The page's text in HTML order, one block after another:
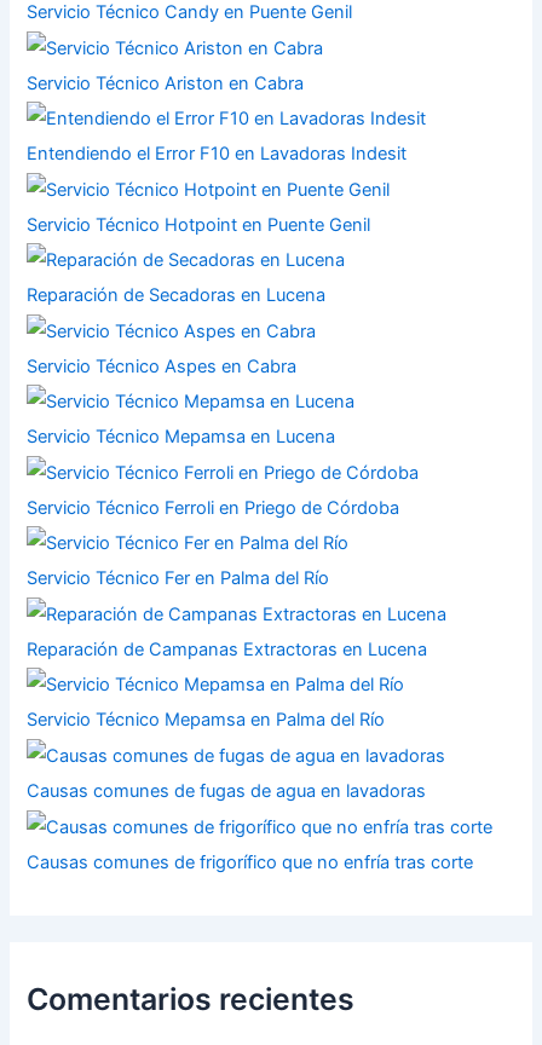
Servicio Técnico Candy en Puente Genil
Servicio Técnico Ariston en Cabra
Entendiendo el Error F10 en Lavadoras Indesit
Servicio Técnico Hotpoint en Puente Genil
Reparación de Secadoras en Lucena
Servicio Técnico Aspes en Cabra
Servicio Técnico Mepamsa en Lucena
Servicio Técnico Ferroli en Priego de Córdoba
Servicio Técnico Fer en Palma del Río
Reparación de Campanas Extractoras en Lucena
Servicio Técnico Mepamsa en Palma del Río
Causas comunes de fugas de agua en lavadoras
Causas comunes de frigorífico que no enfría tras corte
Comentarios recientes